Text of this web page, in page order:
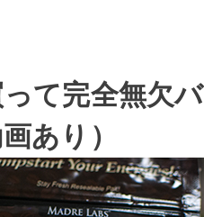
て完全無欠
あり）